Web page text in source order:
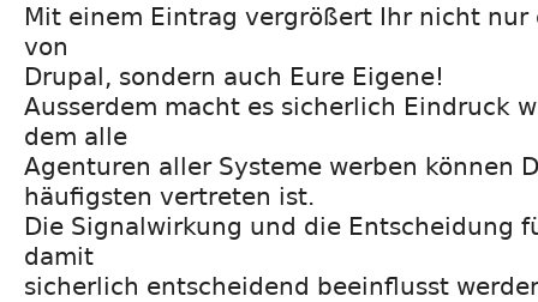
Mit einem Eintrag vergrößert Ihr nicht
von
Drupal, sondern auch Eure Eigene!
Ausserdem macht es sicherlich Eindruck
dem alle
Agenturen aller Systeme werben können
häufigsten vertreten ist.
Die Signalwirkung und die Entscheidung
damit
sicherlich entscheidend beeinflusst